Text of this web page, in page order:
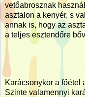
vetőabrosznak
asztalon a kenyér, s
annak is, hogy az
a teljes esztendőre
Karácsonykor a főétel
Szinte valamennyi